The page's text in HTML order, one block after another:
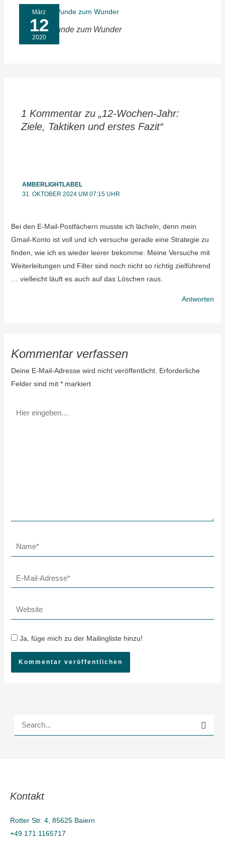
März
12
2020
Von der Wunde zum Wunder
1 Kommentar zu „12-Wochen-Jahr:
Ziele, Taktiken und erstes Fazit“
AMBERLIGHTLABEL
31. OKTOBER 2024 UM 07:15 UHR
Bei den E-Mail-Postfächern musste ich lächeln, denn mein
Gmail-Konto ist voll und ich versuche gerade eine Strategie zu
finden, wie ich es wieder leerer bekomme. Meine Versuche mit
Weiterleitungen und Filter sind noch nicht so richtig zielführend
… vielleicht läuft es auch auf das Löschen raus.
Antworten
Kommentar verfassen
Deine E-Mail-Adresse wird nicht veröffentlicht. Erforderliche
Felder sind mit *markiert
Name*
E-
Mail-
Website
Ja, füge mich zu der Mailingliste hinzu!
c
n
a
Kontakt
Rotter Str. 4, 85625 Baiern
+49 171 1165717